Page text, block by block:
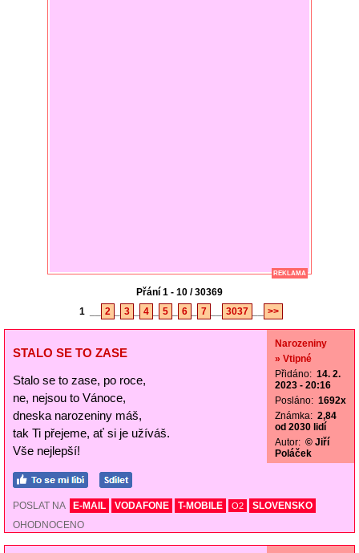
REKLAMA
Přání 1 - 10 / 30369
1
2 3 4 5 6 7 3037 >>
STALO SE TO ZASE
Stalo se to zase, po roce,
ne, nejsou to Vánoce,
dneska narozeniny máš,
tak Ti přejeme, ať si je užíváš.
Vše nejlepší!
Narozeniny
» Vtipné
Přidáno: 14. 2.
2023 - 20:16
Posláno: 1692x
Známka: 2,84
od 2030 lidí
Autor: © Jiří
Poláček
POSLAT NA E-MAIL VODAFONE T-MOBILE O2
SLOVENSKO
OHODNOCENO